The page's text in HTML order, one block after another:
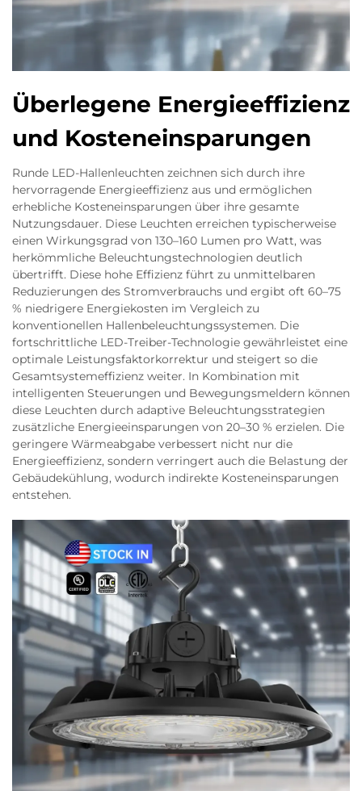
Überlegene Energieeffizienz
und Kosteneinsparungen
Runde LED-Hallenleuchten zeichnen sich durch ihre
hervorragende Energieeffizienz aus und ermöglichen
erhebliche Kosteneinsparungen über ihre gesamte
Nutzungsdauer. Diese Leuchten erreichen typischerweise
einen Wirkungsgrad von 130–160 Lumen pro Watt, was
herkömmliche Beleuchtungstechnologien deutlich
übertrifft. Diese hohe Effizienz führt zu unmittelbaren
Reduzierungen des Stromverbrauchs und ergibt oft 60–75
% niedrigere Energiekosten im Vergleich zu
konventionellen Hallenbeleuchtungssystemen. Die
fortschrittliche LED-Treiber-Technologie gewährleistet eine
optimale Leistungsfaktorkorrektur und steigert so die
Gesamtsystemeffizienz weiter. In Kombination mit
intelligenten Steuerungen und Bewegungsmeldern können
diese Leuchten durch adaptive Beleuchtungsstrategien
zusätzliche Energieeinsparungen von 20–30 % erzielen. Die
geringere Wärmeabgabe verbessert nicht nur die
Energieeffizienz, sondern verringert auch die Belastung der
Gebäudekühlung, wodurch indirekte Kosteneinsparungen
entstehen.